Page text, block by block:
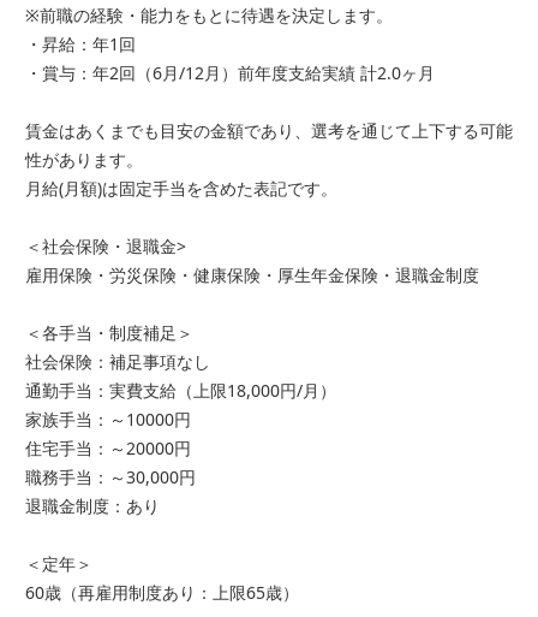
※前職の経験・能力をもとに待遇を決定します。
・昇給：年1回
・賞与：年2回（6月/12月）前年度支給実績 計2.0ヶ月
賃金はあくまでも目安の金額であり、選考を通じて上下する可能
性があります。
月給(月額)は固定手当を含めた表記です。
＜社会保険・退職金>
雇用保険・労災保険・健康保険・厚生年金保険・退職金制度
＜各手当・制度補足＞
社会保険：補足事項なし
通勤手当：実費支給（上限18,000円/月）
家族手当：～10000円
住宅手当：～20000円
職務手当：～30,000円
退職金制度：あり
＜定年＞
60歳（再雇用制度あり：上限65歳）